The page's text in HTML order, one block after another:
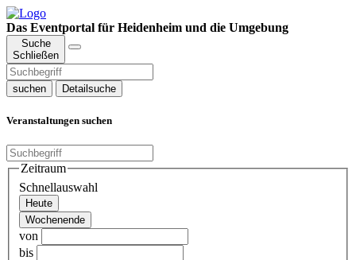
Das Eventportal für Heidenheim und die Umgebung
Suche
Schließen
suchen Detailsuche
Veranstaltungen suchen
Zeitraum
Schnellauswahl
Heute
Wochenende
von
bis